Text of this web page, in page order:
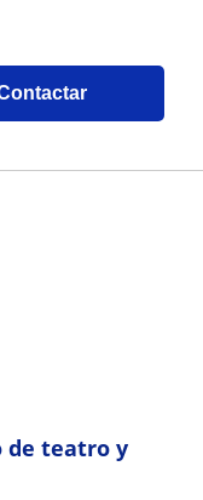
de teatro y